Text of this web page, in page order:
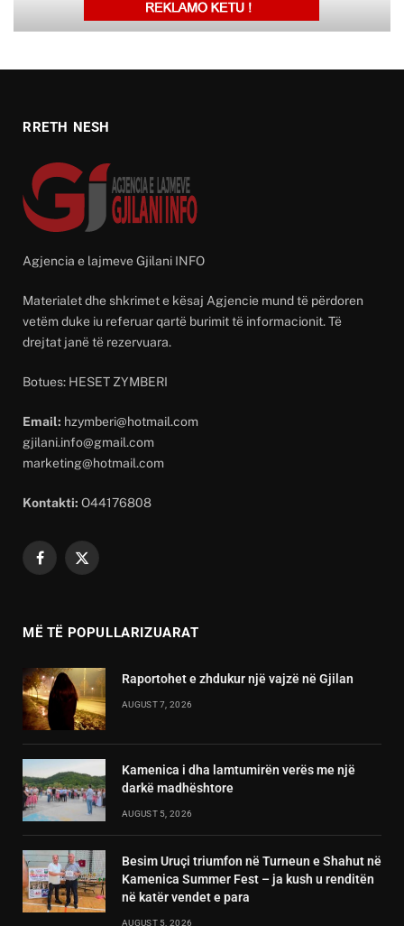
RRETH NESH
Agjencia e lajmeve Gjilani INFO
Materialet dhe shkrimet e kësaj Agjencie mund të përdoren
vetëm duke iu referuar qartë burimit të informacionit. Të
drejtat janë të rezervuara.
Botues: HESET ZYMBERI
Email: hzymberi@hotmail.com
gjilani.info@gmail.com
marketing@hotmail.com
Kontakti: O44176808
Facebook
X
MË TË POPULLARIZUARAT
Raportohet e zhdukur një vajzë në Gjilan
AUGUST 7, 2026
Kamenica i dha lamtumirën verës me një
darkë madhështore
AUGUST 5, 2026
Besim Uruçi triumfon në Turneun e Shahut në
Kamenica Summer Fest – ja kush u renditën
në katër vendet e para
AUGUST 5, 2026